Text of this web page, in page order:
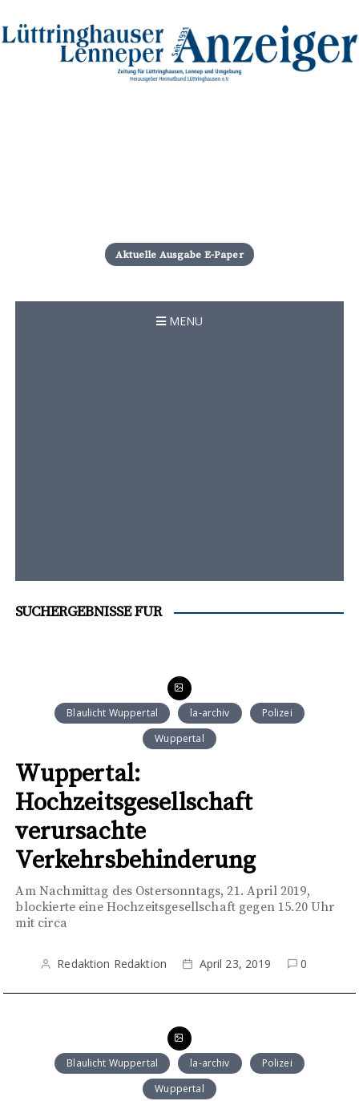
i
p
c
Aktuelle Ausgabe E-Paper
MENU
SUCHERGEBNISSE FÜR
Blaulicht Wuppertal la-archiv
Polizei
Wuppertal
Wuppertal:
Hochzeitsgesellschaft
verursachte
Verkehrsbehinderung
Am Nachmittag des Ostersonntags, 21. April 2019,
blockierte eine Hochzeitsgesellschaft gegen 15.20 Uhr
mit circa
Redaktion Redaktion April 23, 2019 0
Blaulicht Wuppertal la-archiv
Polizei
Wuppertal